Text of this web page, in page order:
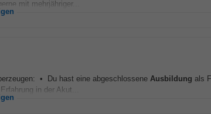
mit mehrjähriger...
• Du hast eine abgeschlossene Ausbildung als
in der Akut...